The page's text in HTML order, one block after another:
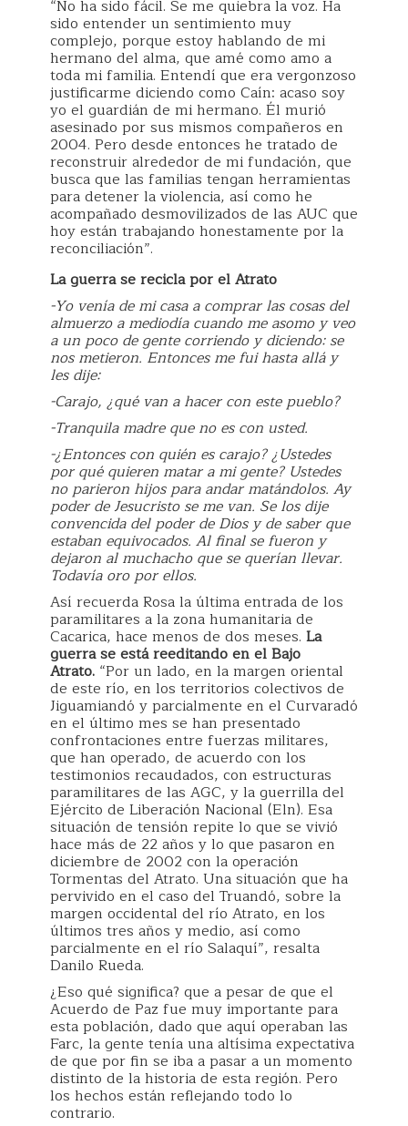
“No ha sido fácil. Se me quiebra la voz. Ha
sido entender un sentimiento muy
complejo, porque estoy hablando de mi
hermano del alma, que amé como amo a
toda mi familia. Entendí que era vergonzoso
justificarme diciendo como Caín: acaso soy
yo el guardián de mi hermano. Él murió
asesinado por sus mismos compañeros en
2004. Pero desde entonces he tratado de
reconstruir alrededor de mi fundación, que
busca que las familias tengan herramientas
para detener la violencia, así como he
acompañado desmovilizados de las AUC que
hoy están trabajando honestamente por la
reconciliación”.
La guerra se recicla por el Atrato
-Yo venía de mi casa a comprar las cosas del
almuerzo a mediodía cuando me asomo y veo
a un poco de gente corriendo y diciendo: se
nos metieron. Entonces me fui hasta allá y
les dije:
-Carajo, ¿qué van a hacer con este pueblo?
-Tranquila madre que no es con usted.
-¿Entonces con quién es carajo? ¿Ustedes
por qué quieren matar a mi gente? Ustedes
no parieron hijos para andar matándolos. Ay
poder de Jesucristo se me van. Se los dije
convencida del poder de Dios y de saber que
estaban equivocados. Al final se fueron y
dejaron al muchacho que se querían llevar.
Todavía oro por ellos.
Así recuerda Rosa la última entrada de los
paramilitares a la zona humanitaria de
Cacarica, hace menos de dos meses. La
guerra se está reeditando en el Bajo
Atrato. “Por un lado, en la margen oriental
de este río, en los territorios colectivos de
Jiguamiandó y parcialmente en el Curvaradó
en el último mes se han presentado
confrontaciones entre fuerzas militares,
que han operado, de acuerdo con los
testimonios recaudados, con estructuras
paramilitares de las AGC, y la guerrilla del
Ejército de Liberación Nacional (Eln). Esa
situación de tensión repite lo que se vivió
hace más de 22 años y lo que pasaron en
diciembre de 2002 con la operación
Tormentas del Atrato. Una situación que ha
pervivido en el caso del Truandó, sobre la
margen occidental del río Atrato, en los
últimos tres años y medio, así como
parcialmente en el río Salaquí”, resalta
Danilo Rueda.
¿Eso qué significa? que a pesar de que el
Acuerdo de Paz fue muy importante para
esta población, dado que aquí operaban las
Farc, la gente tenía una altísima expectativa
de que por fin se iba a pasar a un momento
distinto de la historia de esta región. Pero
los hechos están reflejando todo lo
contrario.